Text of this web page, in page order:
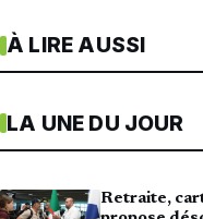
À LIRE AUSSI
LA UNE DU JOUR
Retraite,